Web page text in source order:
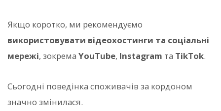
Якщо коротко, ми рекомендуємо
використовувати відеохостинги та соціальні
мережі, зокрема YouTube, Instagram та TikTok.
Сьогодні поведінка споживачів за кордоном
значно змінилася.